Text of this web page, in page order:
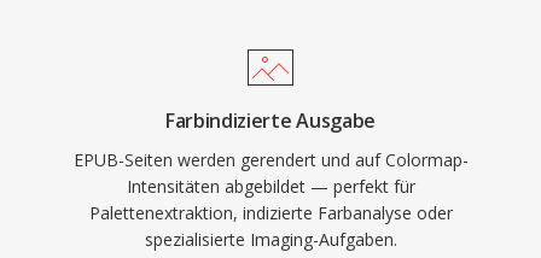
Farbindizierte Ausgabe
EPUB-Seiten werden gerendert und auf Colormap-
Intensitäten abgebildet — perfekt für
Palettenextraktion, indizierte Farbanalyse oder
spezialisierte Imaging-Aufgaben.